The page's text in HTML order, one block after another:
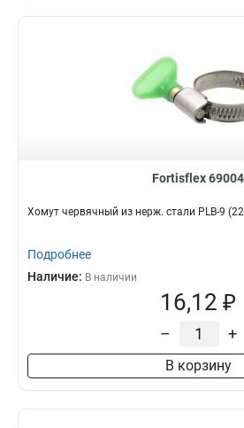
Fortisflex 69004
Хомут червячный из нерж. стали PLB-9
Подробнее
Наличие: В наличии
16,12 ₽
– +
В корзину